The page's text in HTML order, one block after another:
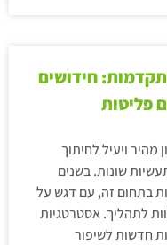
חידושים
פליטות
מהיר ויעיל לחיתוך
שונות. בשנים
בתחום זה, עם דגש על
לתהליך. אסטרטגיות
חדשות לשיפור